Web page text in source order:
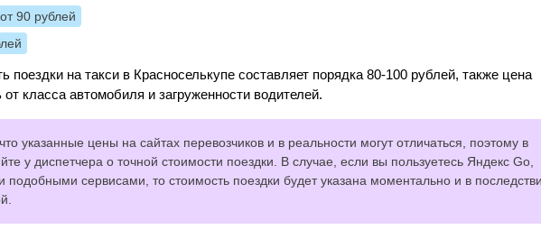
90 рублей
поездки на такси в Красноселькупе составляет порядка 80-100 рублей, также цена
от класса автомобиля и загруженности водителей.
указанные цены на сайтах перевозчиков и в реальности могут отличаться, поэтому в
у диспетчера о точной стоимости поездки. В случае, если вы пользуетесь Яндекс Go,
сервисами, то стоимость поездки будет указана моментально и в